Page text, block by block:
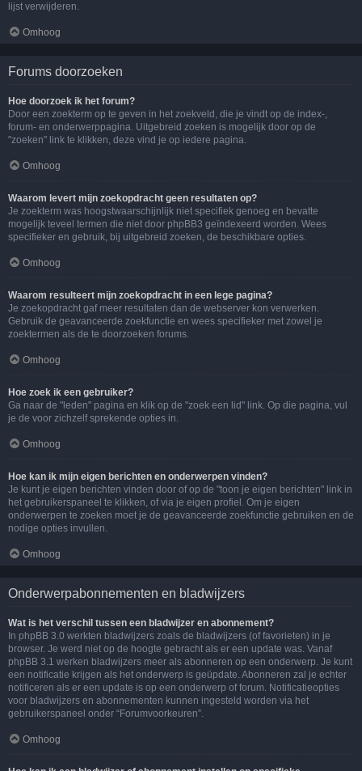
lijst verwijderen.
Omhoog
Forums doorzoeken
Hoe doorzoek ik het forum?
Door een zoekterm op te geven in het zoekveld, die je vindt op de index-,
forum- en onderwerppagina. Uitgebreid zoeken is mogelijk door op de
"zoeken" link te klikken, deze vind je op iedere pagina.
Omhoog
Waarom levert mijn zoekopdracht geen resultaten op?
Je zoekterm was hoogstwaarschijnlijk niet specifiek genoeg en bevatte
mogelijk teveel termen die niet door phpBB3 geïndexeerd worden. Wees
specifieker en gebruik, bij uitgebreid zoeken, de beschikbare opties.
Omhoog
Waarom resulteert mijn zoekopdracht in een lege pagina?
Je zoekopdracht gaf meer resultaten dan de webserver kon verwerken.
Gebruik de geavanceerde zoekfunctie en wees specifieker met zowel je
zoektermen als de te doorzoeken forums.
Omhoog
Hoe zoek ik een gebruiker?
Ga naar de "leden" pagina en klik op de "zoek een lid" link. Op die pagina, vul
je de voor zichzelf sprekende opties in.
Omhoog
Hoe kan ik mijn eigen berichten en onderwerpen vinden?
Je kunt je eigen berichten vinden door of op de "toon je eigen berichten" link in
het gebruikerspaneel te klikken, of via je eigen profiel. Om je eigen
onderwerpen te zoeken moet je de geavanceerde zoekfunctie gebruiken en de
nodige opties invullen.
Omhoog
Onderwerpabonnementen en bladwijzers
Wat is het verschil tussen een bladwijzer en abonnement?
In phpBB 3.0 werkten bladwijzers zoals de bladwijzers (of favorieten) in je
browser. Je werd niet op de hoogte gebracht als er een update was. Vanaf
phpBB 3.1 werken bladwijzers meer als abonneren op een onderwerp. Je kunt
een notificatie krijgen als het onderwerp is geüpdate. Abonneren zal je echter
notificeren als er een update is op een onderwerp of forum. Notificatieopties
voor bladwijzers en abonnementen kunnen ingesteld worden via het
gebruikerspaneel onder “Forumvoorkeuren”.
Omhoog